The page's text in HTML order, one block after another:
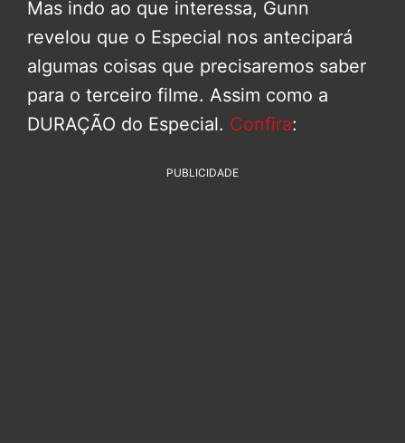
Mas indo ao que interessa, Gunn
revelou que o Especial nos antecipará
algumas coisas que precisaremos saber
para o terceiro filme. Assim como a
DURAÇÃO do Especial. Confira:
PUBLICIDADE